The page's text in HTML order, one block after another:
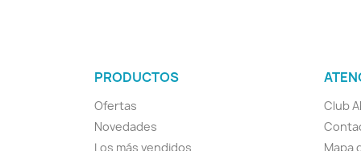
PRODUCTOS
Ofertas
Novedades
Los más vendidos
Club
Mapa